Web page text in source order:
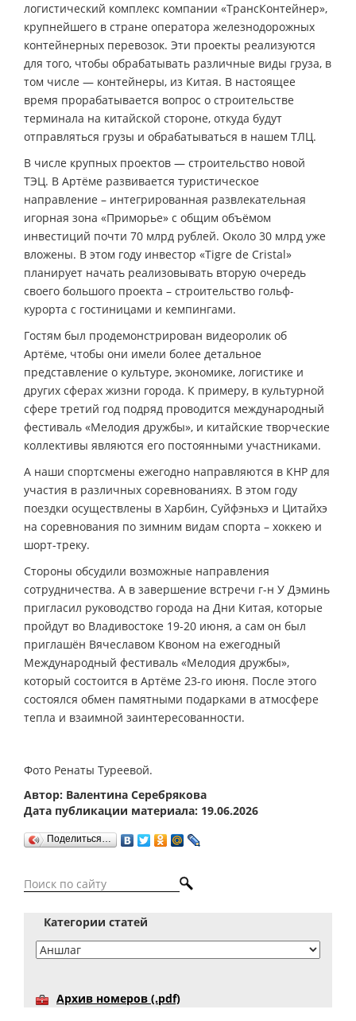
логистический комплекс компании «ТрансКонтейнер»,
крупнейшего в стране оператора железнодорожных
контейнерных перевозок. Эти проекты реализуются
для того, чтобы обрабатывать различные виды груза, в
том числе — контейнеры, из Китая. В настоящее
время прорабатывается вопрос о строительстве
терминала на китайской стороне, откуда будут
отправляться грузы и обрабатываться в нашем ТЛЦ.
В числе крупных проектов — строительство новой
ТЭЦ. В Артёме развивается туристическое
направление – интегрированная развлекательная
игорная зона «Приморье» с общим объёмом
инвестиций почти 70 млрд рублей. Около 30 млрд уже
вложены. В этом году инвестор «Tigre de Cristal»
планирует начать реализовывать вторую очередь
своего большого проекта – строительство гольф-
курорта с гостиницами и кемпингами.
Гостям был продемонстрирован видеоролик об
Артёме, чтобы они имели более детальное
представление о культуре, экономике, логистике и
других сферах жизни города. К примеру, в культурной
сфере третий год подряд проводится международный
фестиваль «Мелодия дружбы», и китайские творческие
коллективы являются его постоянными участниками.
А наши спортсмены ежегодно направляются в КНР для
участия в различных соревнованиях. В этом году
поездки осуществлены в Харбин, Суйфэньхэ и Цитайхэ
на соревнования по зимним видам спорта – хоккею и
шорт-треку.
Стороны обсудили возможные направления
сотрудничества. А в завершение встречи г-н У Дэминь
пригласил руководство города на Дни Китая, которые
пройдут во Владивостоке 19-20 июня, а сам он был
приглашён Вячеславом Квоном на ежегодный
Международный фестиваль «Мелодия дружбы»,
который состоится в Артёме 23-го июня. После этого
состоялся обмен памятными подарками в атмосфере
тепла и взаимной заинтересованности.
Фото Ренаты Туреевой.
Автор: Валентина Серебрякова
Дата публикации материала: 19.06.2026
Поделиться…
Категории статей
Архив номеров (.pdf)